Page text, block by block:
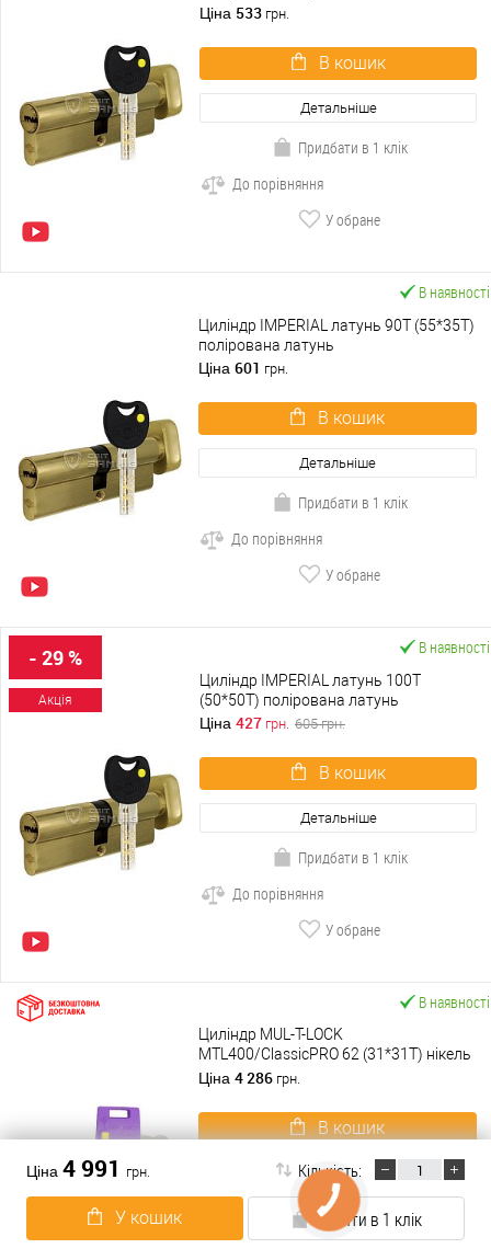
Ціна 4 991 грн. Кількість:
У кошик Купити в 1 клік
Ціна 533 грн.
В кошик
Детальніше
Придбати в 1 клік
До порівняння
У обране
В наявності
Циліндр IMPERIAL латунь 90T (55*35T)
полірована латунь
Ціна 601 грн.
В кошик
Детальніше
Придбати в 1 клік
До порівняння
У обране
- 29 %
Акція
В наявності
Циліндр IMPERIAL латунь 100T
(50*50T) полірована латунь
Ціна 427 грн. 605грн.
В кошик
Детальніше
Придбати в 1 клік
До порівняння
У обране
В наявності
Циліндр MUL-T-LOCK
MTL400/ClassicPRO 62 (31*31T) нікель
сатин
Ціна 4 286 грн.
В кошик
Детальніше
Придбати в 1 клік